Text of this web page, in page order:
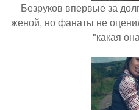
Безруков впервые за
женой, но фанаты не
"какая